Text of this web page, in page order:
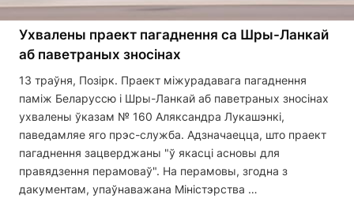
Ухвалены праект пагаднення са Шры-Ланкай
аб паветраных зносінах
13 траўня, Позірк. Праект міжурадавага пагаднення
паміж Беларуссю і Шры-Ланкай аб паветраных зносінах
ухвалены ўказам № 160 Аляксандра Лукашэнкі,
паведамляе яго прэс-служба. Адзначаецца, што праект
пагаднення зацверджаны "ў якасці асновы для
правядзення перамоваў". На перамовы, згодна з
дакументам, упаўнаважана Міністэрства …